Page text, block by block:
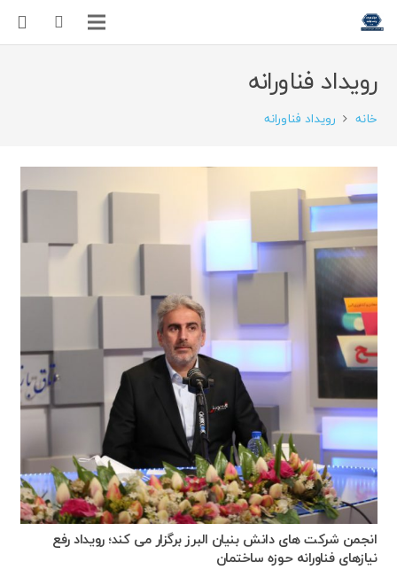
رویداد فناورانه
خانه رویداد فناورانه
انجمن شرکت های دانش بنیان البرز برگزار می کند؛ رویداد رفع
نیازهای فناورانه حوزه ساختمان